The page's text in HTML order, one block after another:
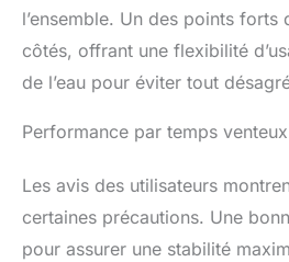
l’ensemble. Un des points
côtés, offrant une flexibilité
de l’eau pour éviter tout
Performance par temps venteux
Les avis des utilisateurs
certaines précautions. Une
pour assurer une stabilité